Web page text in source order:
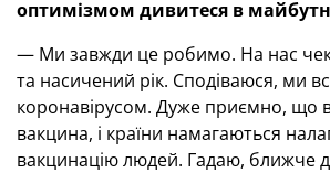
оптимізмом дивитеся в
— Ми завжди це робимо. На нас
та насичений рік. Сподіваюся, ми
коронавірусом. Дуже приємно, що
вакцина, і країни намагаються
вакцинацію людей. Гадаю, ближче